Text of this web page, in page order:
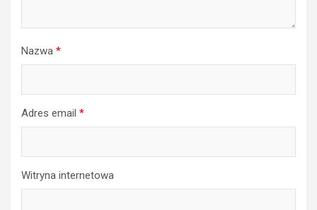
Nazwa *
Adres email *
Witryna internetowa